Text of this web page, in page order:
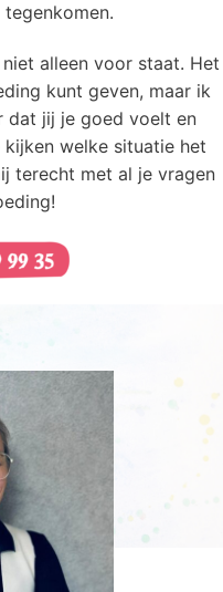
alleen voor staat. Het
kunt geven, maar ik
dat jij je goed voelt en
welke situatie het
terecht met al je vragen